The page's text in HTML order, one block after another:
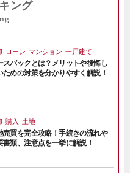
ング
ローン マンション 一戸建て
スバックとは？メリットや後悔し
ための対策を分かりやすく解説！
購入 土地
売買を完全攻略！手続きの流れや
書類、注意点を一挙に解説！